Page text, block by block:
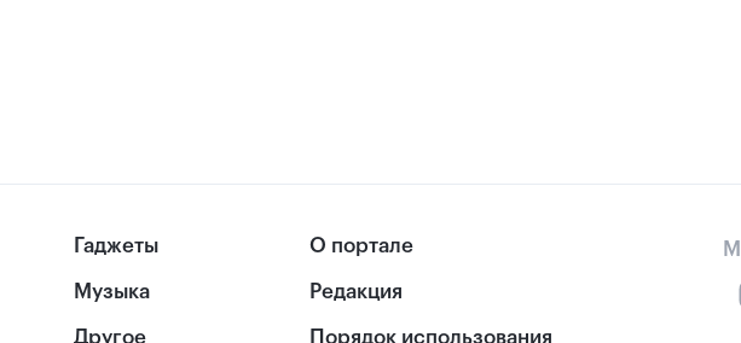
Гаджеты
Музыка
Другое
О портале
Редакция
Порядок использования